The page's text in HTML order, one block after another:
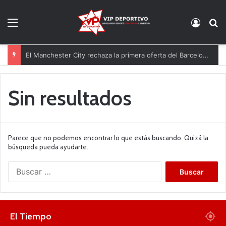
El Manchester City rechaza la primera oferta del Barcelona por Rodri
Sin resultados
Parece que no podemos encontrar lo que estás buscando. Quizá la
búsqueda pueda ayudarte.
El Tiempo